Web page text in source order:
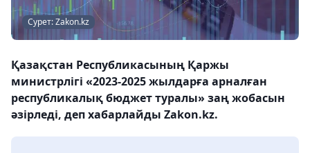
Сурет: Zakon.kz
Қазақстан Республикасының Қаржы
министрлігі «2023-2025 жылдарға арналған
республикалық бюджет туралы» заң жобасын
әзірледі, деп хабарлайды Zakon.kz.